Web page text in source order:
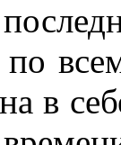
по
в